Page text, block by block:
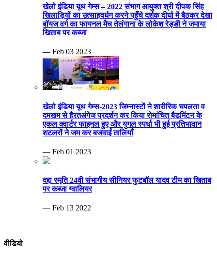
खेलो इंडिया यूथ गेम्स – 2022 संभाग आयुक्त श्री दीपक सिंह
खिलाड़ियों का उत्साहवर्धन करने पहुँचे दर्शक दीर्घा में बैठकर देखा
बॉयज वर्ग का फायनल मैच तेलंगाना के लोकेश रेड्डी ने जमाया
खिताब पर कब्जा
— Feb 03 2023
खेलो इंडिया यूथ गेम्स-2023 जिम्नास्टों ने शारीरिक चपलता व
दमखम से हैरतअंगेज प्रदर्शन कर किया रोमांचित बैडमिंटन के
एकल क्वार्टर फाइनल हुए और युगल स्पर्धा भी हुई प्रतिभावान
शटलरों ने जम कर बजवाईं तालियाँ
— Feb 01 2023
दद्दा स्मृति 24वी संभागीय सीनियर फुटबॉल यादव टीम का खिताब
पर कब्जा ग्वालियर
— Feb 13 2022
वीडियो